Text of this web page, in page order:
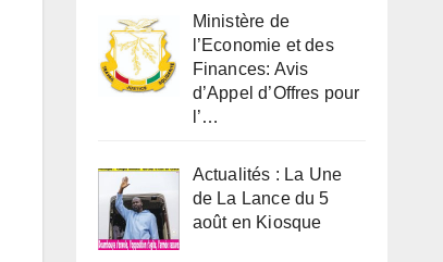
Ministère de
l’Economie et des
Finances: Avis
d’Appel d’Offres pour
l’…
Actualités : La Une
de La Lance du 5
août en Kiosque